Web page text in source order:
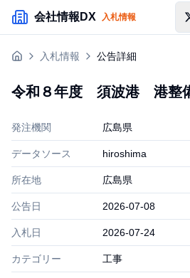
メインコンテンツにスキップ
会社情報DX 入札情報
入札情報
企業検索
入札情報 公告詳細
令和８年度 須波港 港整
発注機関 広島県
データソース hiroshima
所在地 広島県
公告日 2026-07-08
入札日 2026-07-24
カテゴリー 工事